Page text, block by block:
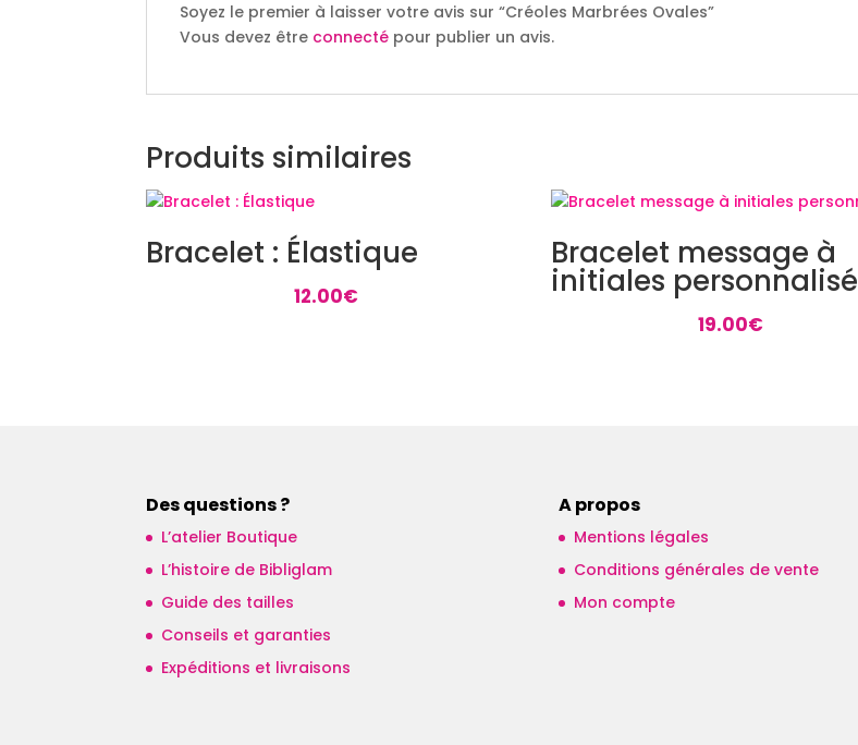
Soyez le premier à laisser votre avis sur “Créoles Marbrées Ovales”
Vous devez être connecté pour publier un avis.
Produits similaires
Bracelet : Élastique
12.00€
Bracelet message à
initiales personnalisé
19.00€
Des questions ?
L’atelier Boutique
L’histoire de Bibliglam
Guide des tailles
Conseils et garanties
Expéditions et livraisons
A propos
Mentions légales
Conditions générales de vente
Mon compte